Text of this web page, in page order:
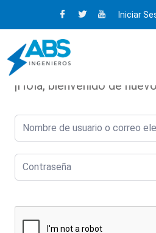
Iniciar
¡Hola, bienvenido de